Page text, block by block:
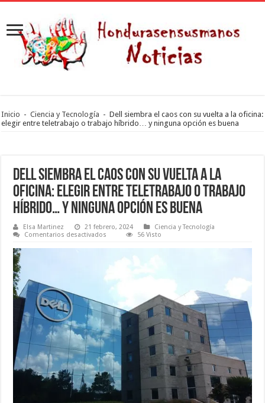
Inicio - Ciencia y Tecnología - Dell siembra el caos con su vuelta a la oficina:
elegir entre teletrabajo o trabajo híbrido… y ninguna opción es buena
Dell siembra el caos con su vuelta a la
oficina: elegir entre teletrabajo o trabajo
híbrido… y ninguna opción es buena
Elsa Martinez 21 febrero, 2024
Ciencia y Tecnología
Comentarios desactivados
siembra
caos
su
vuelta
la
oficina:
elegir
entre
teletrabajo
trabajo
híbrido…
ninguna
opción
es
buena
56 Visto